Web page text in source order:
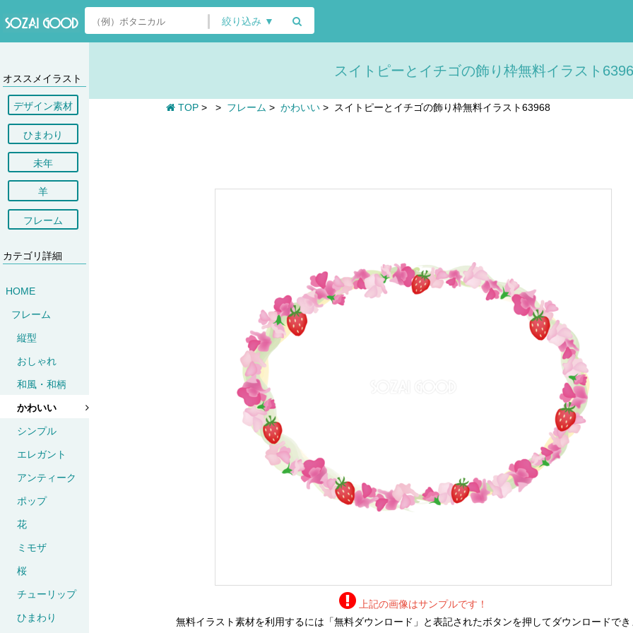
絞り込み ▼
オススメイラスト
デザイン素材
ひまわり
未年
羊
フレーム
カテゴリ詳細
HOME
フレーム
縦型
おしゃれ
和風・和柄
かわいい
シンプル
エレガント
アンティーク
ポップ
花
ミモザ
桜
チューリップ
ひまわり
スイトピーとイチゴの飾り枠無料イラスト
TOP > > フレーム > かわいい > スイトピーとイチゴの飾り枠無料イラスト63968
上記の画像はサンプルです！
無料イラスト素材を利用するには「無料ダウンロード」と表記されたボタンを押してダウンロードでき